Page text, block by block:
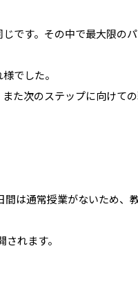
です。その中で最大限の
でした。
た次のステップに向けて
は通常授業がないため、
れます。